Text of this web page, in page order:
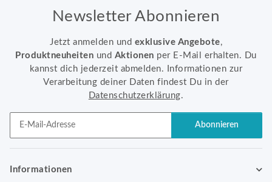
Newsletter Abonnieren
Jetzt anmelden und exklusive Angebote,
Produktneuheiten und Aktionen per E-Mail erhalten. Du
kannst dich jederzeit abmelden. Informationen zur
Verarbeitung deiner Daten findest Du in der
Datenschutzerklärung.
Abonnieren
Informationen